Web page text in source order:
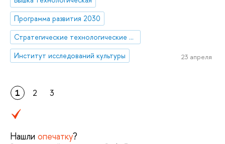
Программа развития 2030
Стратегические технологические проекты
Институт исследований культуры
23 апреля
1 2 3
Нашли опечатку?